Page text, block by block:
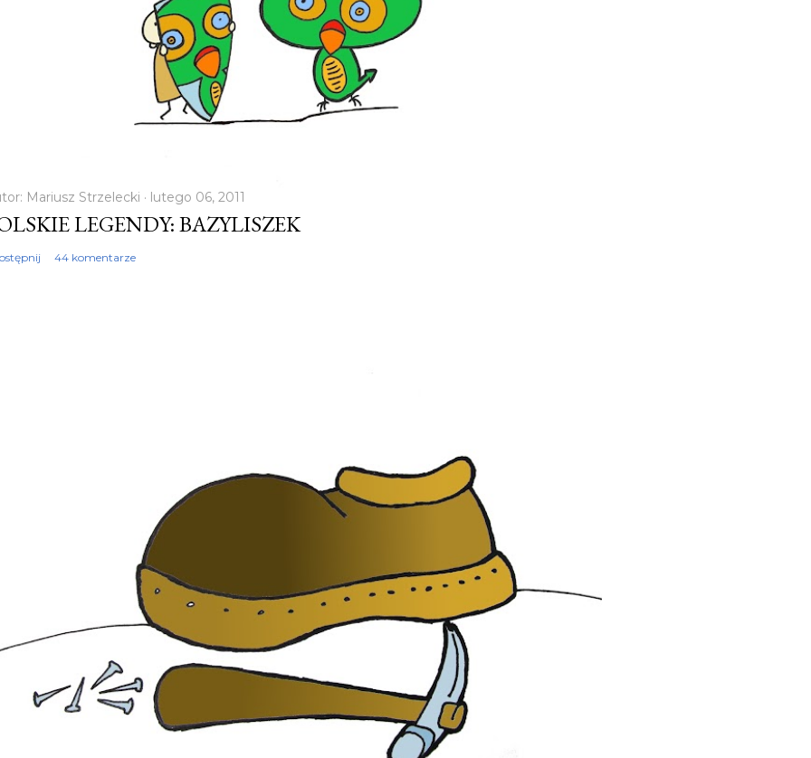
Mariusz Strzelecki lutego 06, 2011
LEGENDY: BAZYLISZEK
44 komentarze